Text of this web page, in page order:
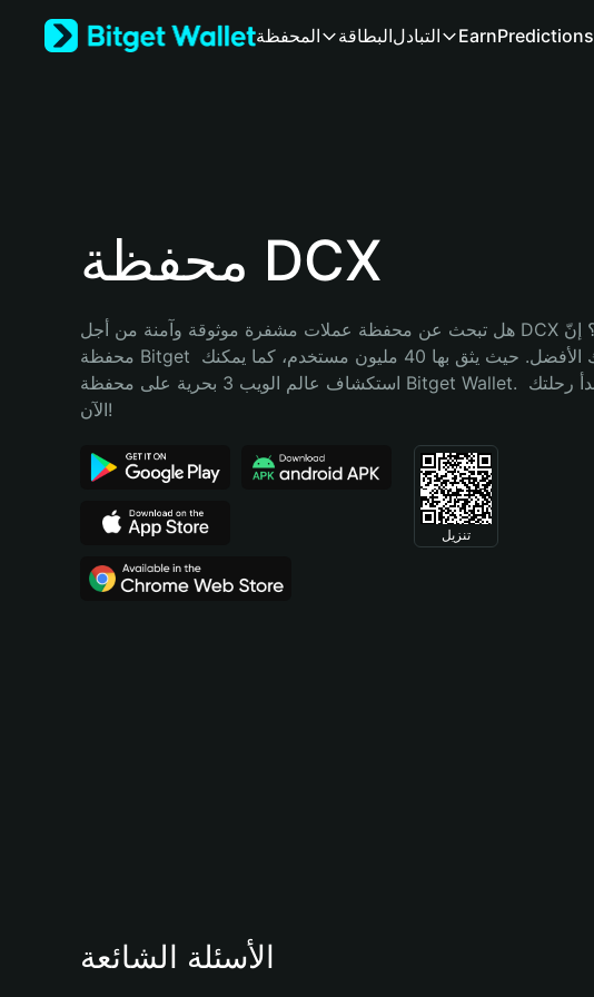
Bahasa Indonesia
Português (Brasil)
المحفظة البطاقةالتبادل EarnPredictions
محفظة DCX
هل تبحث عن محفظة عملات مشفرة موثوقة وآمنة من أجل DCX؟ إنّ
محفظة Bitget خيارك الأفضل. حيث يثق بها 40 مليون مستخدم، كما يمكنك
استكشاف عالم الويب 3 بحرية على محفظة Bitget Wallet. ابدأ رحلتك
الآن!
تنزيل
الأسئلة الشائعة